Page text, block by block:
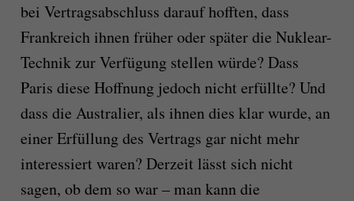
bei Vertragsabschluss darauf hofften, dass
Frankreich ihnen früher oder später die Nuklear-
Technik zur Verfügung stellen würde? Dass
Paris diese Hoffnung jedoch nicht erfüllte? Und
dass die Australier, als ihnen dies klar wurde, an
einer Erfüllung des Vertrags gar nicht mehr
interessiert waren? Derzeit lässt sich nicht
sagen, ob dem so war – man kann die